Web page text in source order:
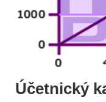
Účetnický